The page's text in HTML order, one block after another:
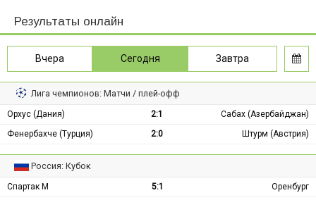
Результаты онлайн
Вчера Сегодня Завтра
Лига чемпионов: Матчи / плей-офф
Орхус (Дания) 2:1
Сабах (Азербайджан)
Фенербахче (Турция)
2:0 Штурм (Австрия)
Россия: Кубок
Спартак М 5:1
Оренбург